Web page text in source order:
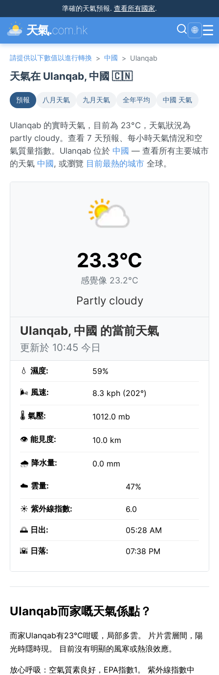
準確的天氣預報. 查看所有國家.
天氣.com.hk 🌐 ☰
請提供以下數值以進行轉換 > 中國 > Ulanqab
天氣在 Ulanqab, 中國 🇨🇳
預報 八月天氣 九月天氣 全年平均 中國 天氣
Ulanqab 的實時天氣，目前為 23°C，天氣狀況為
partly cloudy。查看 7 天預報、每小時天氣情況和空
氣質量指數。Ulanqab 位於 中國 — 查看所有主要城市
的天氣 中國 , 或瀏覽 目前最熱的城市 全球。
23.3°C
感覺像 23.2°C
Partly cloudy
Ulanqab, 中國 的當前天氣
更新於 10:45 今日
💧 濕度: 59%
🌬️ 風速: 8.3 kph (202°)
🌡️ 氣壓: 1012.0 mb
👁️ 能見度: 10.0 km
🌧️ 降水量: 0.0 mm
☁️ 雲量: 47%
☀️ 紫外線指數: 6.0
🌅 日出: 05:28 AM
🌇 日落: 07:38 PM
Ulanqab而家嘅天氣係點？
而家Ulanqab有23°C咁暖，局部多雲。 片片雲層間，陽
光時隱時現。 目前沒有明顯的風寒或熱浪效應。
放心呼吸：空氣質素良好，EPA指數1。 紫外線指數中